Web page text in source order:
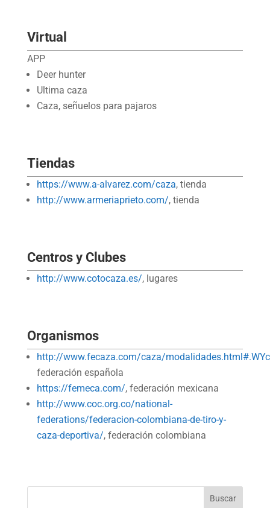
Virtual
APP
Deer hunter
Ultima caza
Caza, señuelos para pajaros
Tiendas
https://www.a-alvarez.com/caza, tienda
http://www.armeriaprieto.com/, tienda
Centros y Clubes
http://www.cotocaza.es/, lugares
Organismos
http://www.fecaza.com/caza/
federación española
https://femeca.com/, federación mexicana
http://www.coc.org.co/national-
federations/federacion-colombiana-de-tiro-y-
caza-deportiva/, federación colombiana